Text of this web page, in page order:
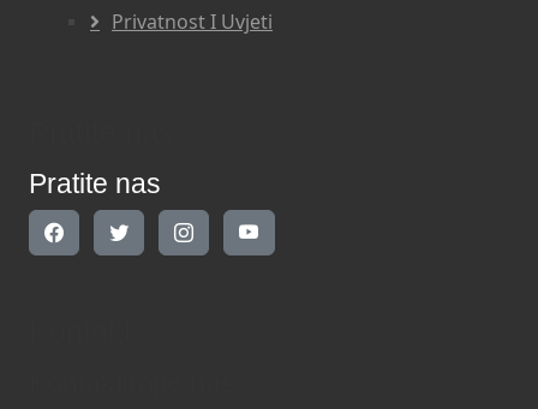
Privatnost I Uvjeti
Pratite nas